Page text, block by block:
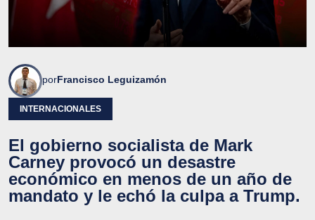
porFrancisco Leguizamón
INTERNACIONALES
El gobierno socialista de Mark
Carney provocó un desastre
económico en menos de un año de
mandato y le echó la culpa a Trump.